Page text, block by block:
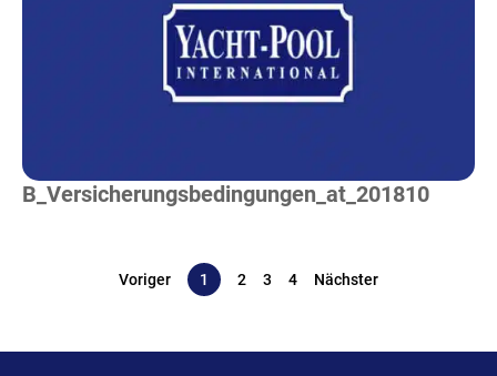
Mehr Lesen
B_Versicherungsbedingungen_at_201810
Voriger 1 2 3 4 Nächster